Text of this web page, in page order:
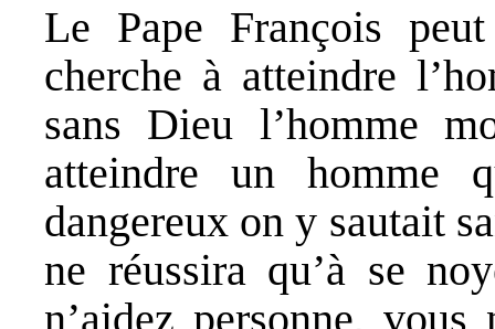
Le Pape François
cherche à atteindre
sans Dieu l’homme
atteindre un homme
dangereux on y sautait
ne réussira qu’à se
n’aidez personne,